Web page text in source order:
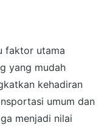
faktor utama
yang mudah
kehadiran
umum dan
menjadi nilai